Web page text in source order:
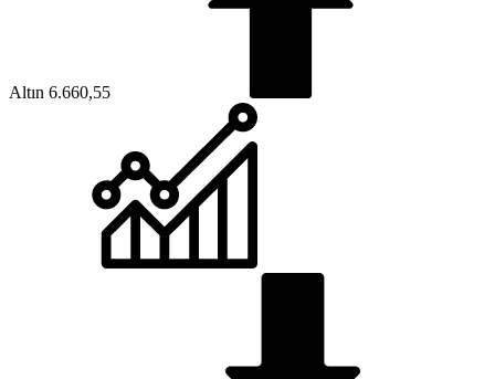
Altın 6.660,55